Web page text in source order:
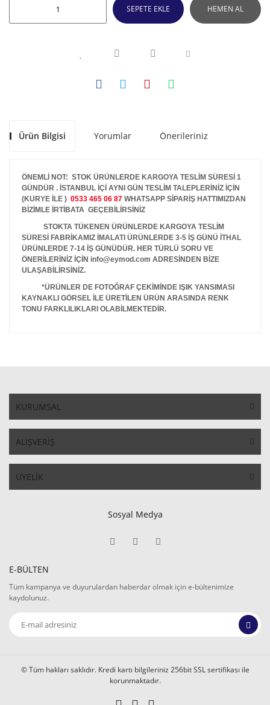
SEPETE EKLE HEMEN AL
Ürün Bilgisi Yorumlar Önerileriniz
ÖNEMLİ NOT: STOK ÜRÜNLERDE KARGOYA TESLİM SÜRESİ 1
GÜNDÜR . İSTANBUL İÇİ AYNI GÜN TESLİM TALEPLERİNİZ İÇİN
(KURYE İLE ) 0533 465 06 87 WHATSAPP SİPARİŞ HATTIMIZDAN
BİZİMLE İRTİBATA GEÇEBİLİRSİNİZ
STOKTA TÜKENEN ÜRÜNLERDE KARGOYA TESLİM
SÜRESİ FABRİKAMIZ İMALATI ÜRÜNLERDE 3-5 İŞ GÜNÜ İTHAL
ÜRÜNLERDE 7-14 İŞ GÜNÜDÜR. HER TÜRLÜ SORU VE
ÖNERİLERİNİZ İÇİN info@eymod.com ADRESİNDEN BİZE
ULAŞABİLİRSİNİZ.
*ÜRÜNLER DE FOTOĞRAF ÇEKİMİNDE IŞIK YANSIMASI
KAYNAKLI GÖRSEL İLE ÜRETİLEN ÜRÜN ARASINDA RENK
TONU FARKLILIKLARI OLABİLMEKTEDİR.
KURUMSAL
ALIŞVERİŞ
ÜYELİK
Sosyal Medya
E-BÜLTEN
Tüm kampanya ve duyurulardan haberdar olmak için e-bültenimize
kaydolunuz.
© Tüm hakları saklıdır. Kredi kartı bilgileriniz 256bit SSL sertifikası ile
korunmaktadır.